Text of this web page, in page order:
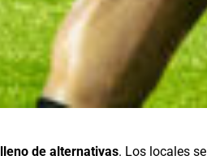
de alternativas. Los locales se